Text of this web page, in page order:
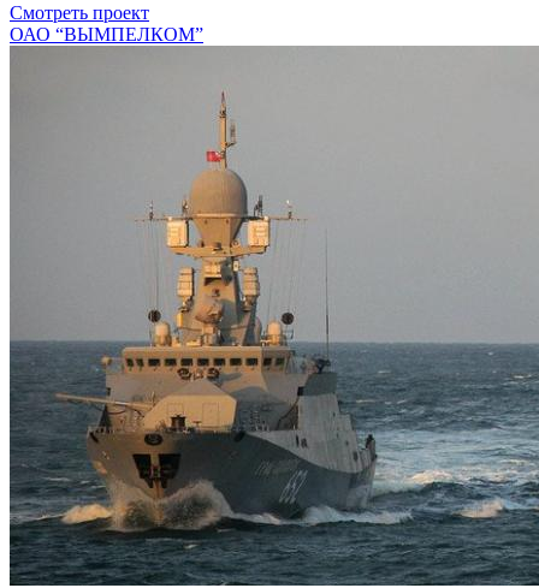
Смотреть проект
ОАО “ВЫМПЕЛКОМ”